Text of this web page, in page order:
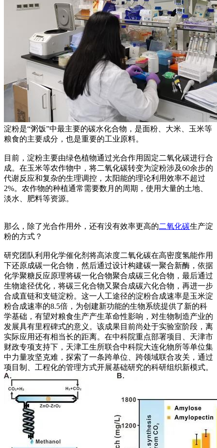
淀粉是“粥饭”中最主要的碳水化合物，是面粉、大米、玉米等
粮食的主要成分，也是重要的工业原料。
目前，淀粉主要由绿色植物通过光合作用固定二氧化碳进行合
成。在玉米等农作物中，将二氧化碳转变为淀粉涉及60余步的
代谢反应和复杂的生理调控，太阳能的理论利用效率不超过
2%。农作物的种植通常需要数月的周期，使用大量的土地、
淡水、肥料等资源。
那么，除了光合作用外，还有没有效率更高的二氧化碳生产淀
粉的方式？
研究团队利用化学催化剂将高浓度二氧化碳在高密度氢能作用
下还原成碳一化合物，然后通过设计构建碳一聚合新酶，依据
化学聚糖反应原理将碳一化合物聚合成碳三化合物，最后通过
生物途径优化，将碳三化合物又聚合成碳六化合物，再进一步
合成直链和支链淀粉。这一人工途径的淀粉合成速率是玉米淀
粉合成速率的8.5倍，为创建新功能的生物系统提供了新的科
学基础，有望对粮食生产产生革命性影响，对生物制造产业的
发展具有里程碑式的意义。该成果目前尚处于实验室阶段，离
实际应用还有相当长的距离。在中科院重点部署项目、天津市
财政专项支持下，天津工生所联合中科院大连化物所等单位集
中力量攻坚克难，探索了一条跨单位、跨领域联合攻关，通过
项目制、工程化的管理方式开展基础研究的科研组织新模式。